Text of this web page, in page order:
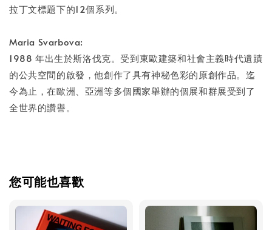
拉丁文標題下的12個系列。
Maria Svarbova:
1988 年出生於斯洛伐克。受到東歐建築和社會主義時代遺蹟
的公共空間的啟發，他創作了具有神秘色彩的原創作品。迄
今為止，在歐洲、亞洲等多個國家舉辦的個展和群展受到了
全世界的讚譽。
您可能也喜歡